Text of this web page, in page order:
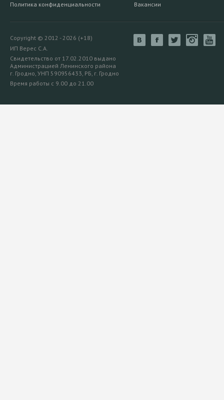
Политика конфиденциальности
Вакансии
Copyright © 2012 - 2026 (+18)
ИП Верес С.А.
Свидетельство от 17.02.2010 выдано
Администрацией Ленинского района
г. Гродно, УНП 590956433, РБ, г. Гродно
Время работы с 9.00 до 21.00